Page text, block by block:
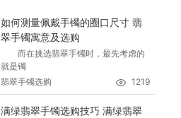
如何测量佩戴手镯的圈口尺寸 翡
翠手镯寓意及选购
而在挑选翡翠手镯时，最先考虑的
就是镯
翡翠手镯选购
1219
满绿翡翠手镯选购技巧 满绿翡翠